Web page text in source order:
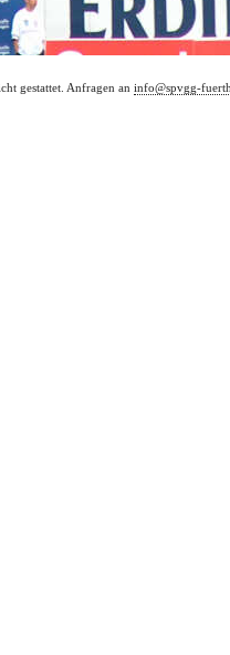
gestattet. Anfragen an info@spvgg-